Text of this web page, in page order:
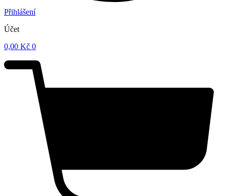
Přihlášení
Účet
0,00 Kč 0